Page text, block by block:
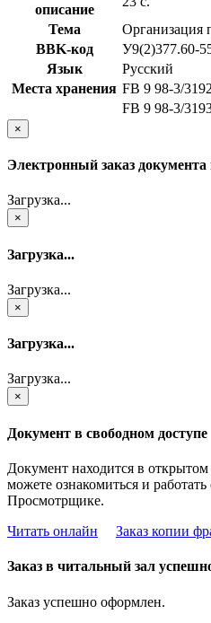
описание
Тема
Организация
BBK-код
У9(2)377.60-
Язык
Русский
Места хранения FB 9 98-3/
FB 9 98-3/
×
Электронный заказ
Загрузка...
×
Загрузка...
Загрузка...
×
Загрузка...
Загрузка...
×
Документ в свободном доступе
Документ находится в
можете ознакомиться и
Просмотрщике.
Читать онлайн
Заказ копии
Заказ в читальный зал
Заказ успешно оформлен.